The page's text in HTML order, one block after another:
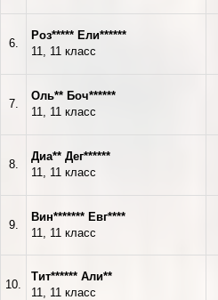
6.
Роз***** Ели******
11, 11 класс
7.
Оль** Боч******
11, 11 класс
8.
Диа** Дег******
11, 11 класс
9.
Вин******* Евг****
11, 11 класс
10.
Тит****** Али**
11, 11 класс